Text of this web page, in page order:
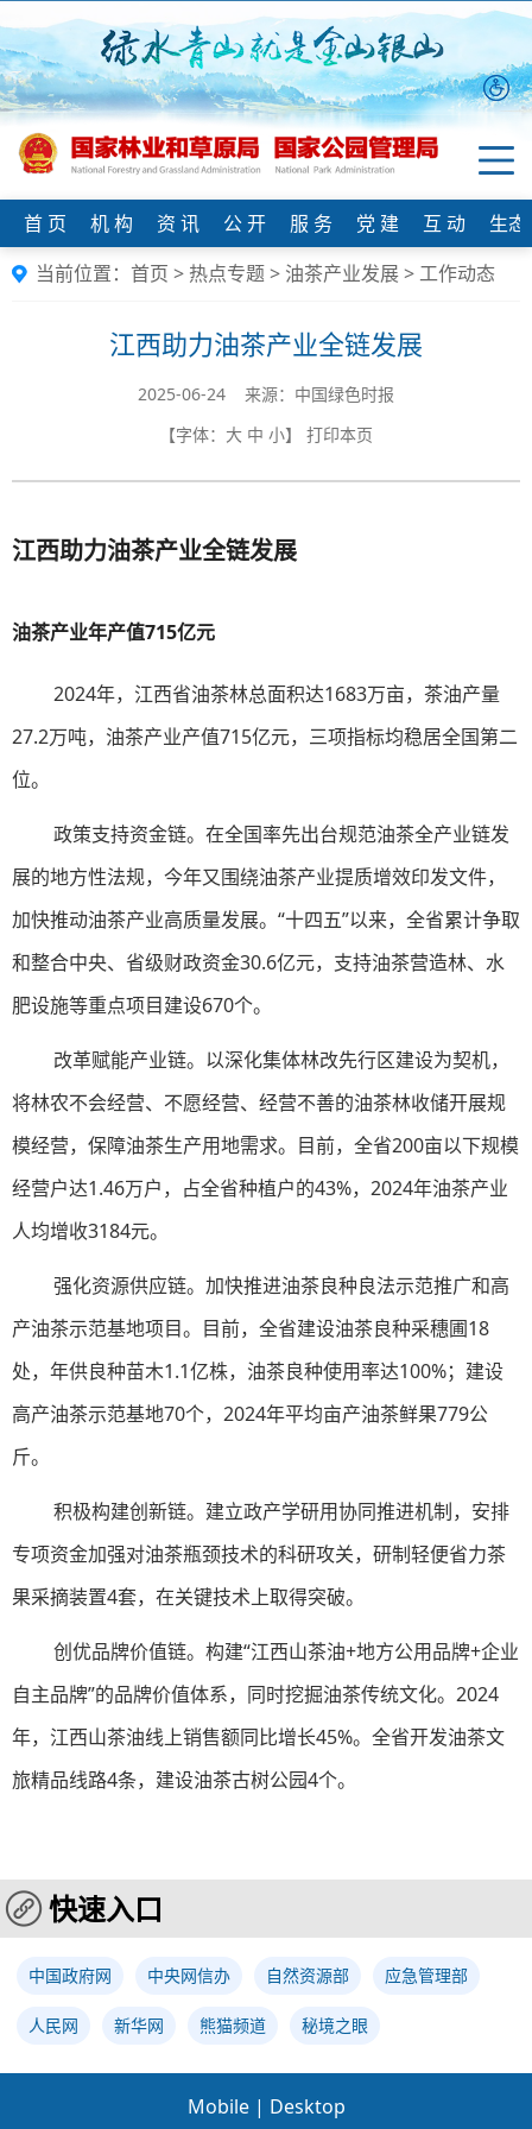
首 页 机 构 资 讯 公 开 服 务 党 建 互 动
生
当前位置： 首页 > 热点专题> 油茶产业发展>工作动态
江西助力油茶产业全链发展
2025-06-24 来源：中国绿色时报
【字体： 大 中 小】 打印本页
江西助力油茶产业全链发展
油茶产业年产值715亿元
2024年，江西省油茶林总面积达1683万亩，茶油产量
27.2万吨，油茶产业产值715亿元，三项指标均稳居全国第二
位。
政策支持资金链。在全国率先出台规范油茶全产业链发
展的地方性法规，今年又围绕油茶产业提质增效印发文件，
加快推动油茶产业高质量发展。“十四五”以来，全省累计争取
和整合中央、省级财政资金30.6亿元，支持油茶营造林、水
肥设施等重点项目建设670个。
改革赋能产业链。以深化集体林改先行区建设为契机，
将林农不会经营、不愿经营、经营不善的油茶林收储开展规
模经营，保障油茶生产用地需求。目前，全省200亩以下规模
经营户达1.46万户，占全省种植户的43%，2024年油茶产业
人均增收3184元。
强化资源供应链。加快推进油茶良种良法示范推广和高
产油茶示范基地项目。目前，全省建设油茶良种采穗圃18
处，年供良种苗木1.1亿株，油茶良种使用率达100%；建设
高产油茶示范基地70个，2024年平均亩产油茶鲜果779公
斤。
积极构建创新链。建立政产学研用协同推进机制，安排
专项资金加强对油茶瓶颈技术的科研攻关，研制轻便省力茶
果采摘装置4套，在关键技术上取得突破。
创优品牌价值链。构建“江西山茶油+地方公用品牌+企业
自主品牌”的品牌价值体系，同时挖掘油茶传统文化。2024
年，江西山茶油线上销售额同比增长45%。全省开发油茶文
旅精品线路4条，建设油茶古树公园4个。
快速入口
中国政府网 中央网信办 自然资源部 应急管理部
人民网 新华网 熊猫频道 秘境之眼
Mobile | Desktop